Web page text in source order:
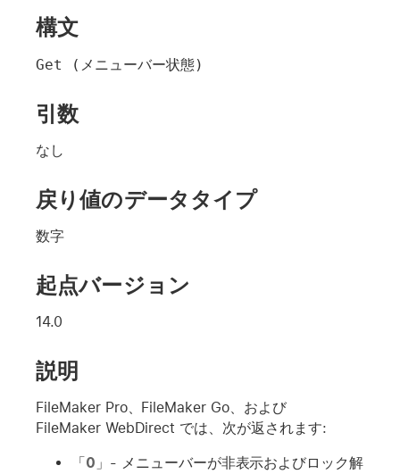
構文
Get (メニューバー状態)
引数
なし
戻り値のデータタイプ
数字
起点バージョン
14.0
説明
FileMaker Pro、FileMaker Go、および
FileMaker WebDirect では、次が返されます:
「0 」- メニューバーが非表示およびロック解